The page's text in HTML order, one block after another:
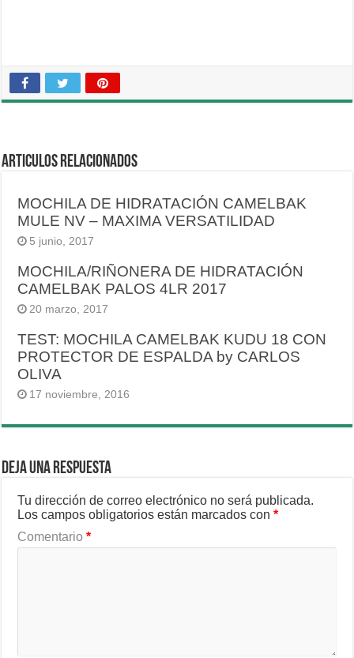
Articulos relacionados
MOCHILA DE HIDRATACIÓN CAMELBAK
MULE NV – MAXIMA VERSATILIDAD
5 junio, 2017
MOCHILA/RIÑONERA DE HIDRATACIÓN
CAMELBAK PALOS 4LR 2017
20 marzo, 2017
TEST: MOCHILA CAMELBAK KUDU 18 CON
PROTECTOR DE ESPALDA by CARLOS
OLIVA
17 noviembre, 2016
Deja una respuesta
Tu dirección de correo electrónico no será publicada.
Los campos obligatorios están marcados con*
Comentario*